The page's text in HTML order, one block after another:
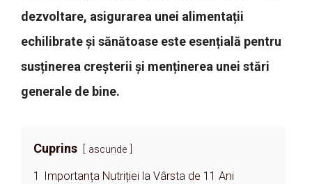
dezvoltare, asigurarea unei alimentații
echilibrate și sănătoase este esențială pentru
susținerea creșterii și menținerea unei stări
generale de bine.
Cuprins ascunde
1
Importanța Nutriției la Vârsta de 11 Ani